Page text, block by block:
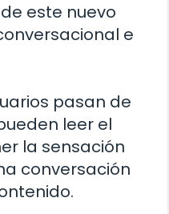
este nuevo
e
pasan de
leer el
la sensación
conversación